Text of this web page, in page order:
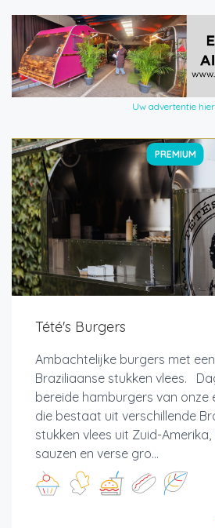
Uw advertentie
PREMIUM
Tété's Burgers
Ambachtelijke burgers met
Braziliaanse stukken vlees.
bereide hamburgers van onze
die bestaat uit verschillende
stukken vlees uit Zuid-
sauzen en verse gro...